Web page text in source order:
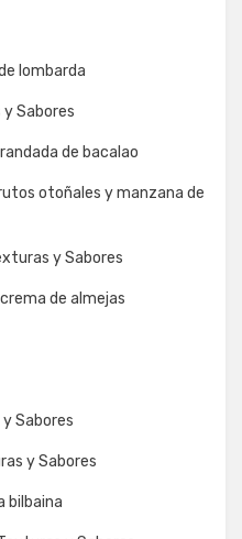
lombarda
Sabores
de bacalao
otoñales y manzana de
y Sabores
de almejas
y Sabores
y Sabores
bilbaina